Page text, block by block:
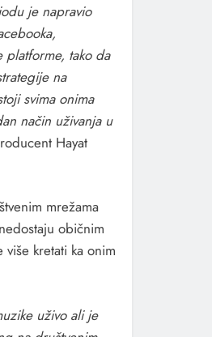
je napravio
platforme, tako da
na
svima onima
način uživanja u
Hayat
mrežama
običnim
kretati ka onim
uživo ali je